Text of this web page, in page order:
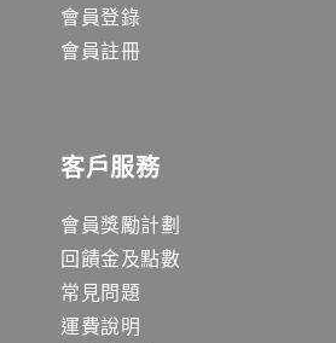
會員登錄
會員註冊
客戶服務
會員獎勵計劃
回饋金及點數
常見問題
運費說明